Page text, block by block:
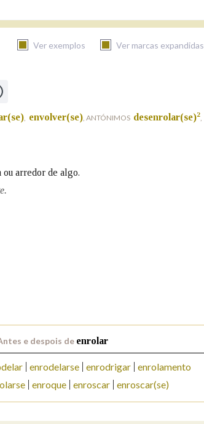
Ver exemplos Ver marcas expandidas
Nas definicións
Nos exemplos
AXUDA NA BUSCA LIMPAR
, envolver(se), ANTÓNIMOS desenrolar(se)2,
ou arredor de algo.
e despois de enrolar
enrodelarse enrodrigar
enrolamento
enroque enroscar enroscar(se)